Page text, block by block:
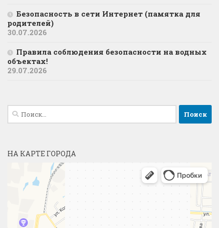
Безопасность в сети Интернет (памятка для
родителей)
30.07.2026
Правила соблюдения безопасности на водных
объектах!
29.07.2026
Найти:
НА КАРТЕ ГОРОДА